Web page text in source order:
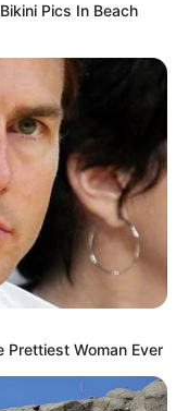
Pics In Beach
Prettiest Woman Ever